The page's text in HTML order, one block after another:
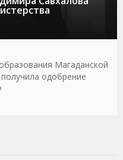
Магаданской
одобрение